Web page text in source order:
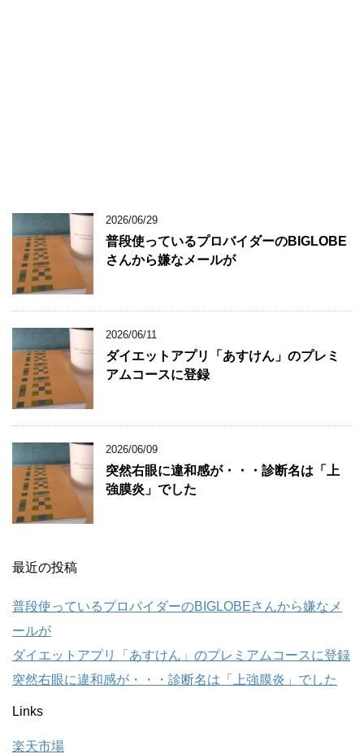
2026/06/29
普段使っているプロバイダーのBIGLOBE
さんから嫌なメールが
2026/06/11
ダイエットアプリ「あすけん」のプレミ
アムコースに登録
2026/06/09
突然右眼に違和感が・・・診断名は「上
強膜炎」でした
最近の投稿
普段使っているプロバイダーのBIGLOBEさんから嫌なメ
ールが
ダイエットアプリ「あすけん」のプレミアムコースに登録
突然右眼に違和感が・・・診断名は「上強膜炎」でした
Links
楽天市場